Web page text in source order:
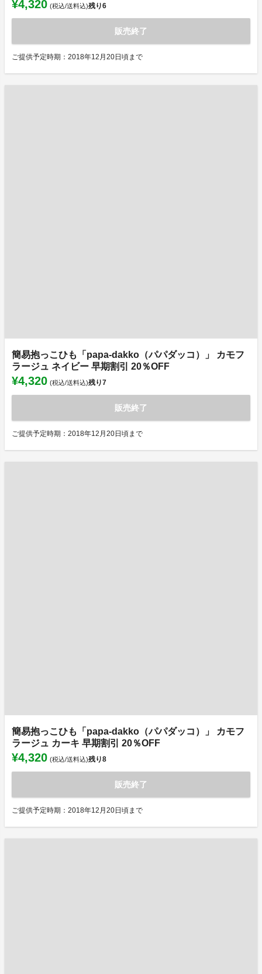
¥4,320 (税込/送料込)残り6
販売終了
ご提供予定時期：2018年12月20日頃まで
簡易抱っこひも「papa-dakko（パパダッコ）」 カモフ
ラージュ ネイビー 早期割引 20％OFF
¥4,320 (税込/送料込)残り7
販売終了
ご提供予定時期：2018年12月20日頃まで
簡易抱っこひも「papa-dakko（パパダッコ）」 カモフ
ラージュ カーキ 早期割引 20％OFF
¥4,320 (税込/送料込)残り8
販売終了
ご提供予定時期：2018年12月20日頃まで